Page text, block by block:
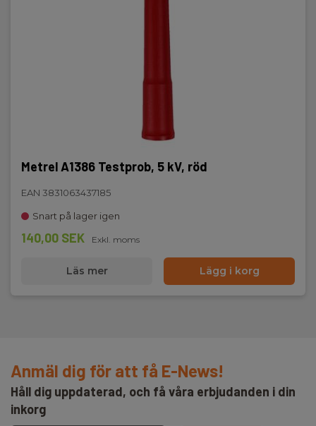
Metrel A1386 Testprob, 5 kV, röd
EAN 3831063437185
Snart på lager igen
140,00 SEK Exkl. moms
Läs mer Lägg i korg
Anmäl dig för att få E-News!
Håll dig uppdaterad, och få våra erbjudanden i din
inkorg